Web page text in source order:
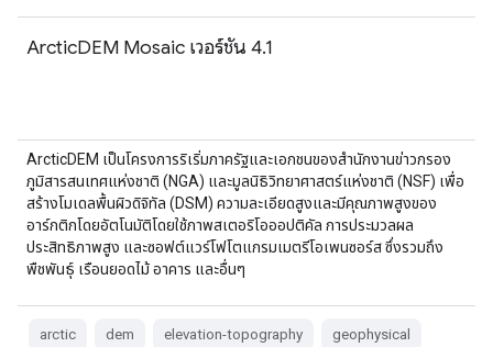
ArcticDEM Mosaic เวอร์ชัน 4.1
ArcticDEM เป็นโครงการริเริ่มภาครัฐและเอกชนของสำนักงานข่าวกรอง
ภูมิสารสนเทศแห่งชาติ (NGA) และมูลนิธิวิทยาศาสตร์แห่งชาติ (NSF) เพื่อ
สร้างโมเดลพื้นผิวดิจิทัล (DSM) ความละเอียดสูงและมีคุณภาพสูงของ
อาร์กติกโดยอัตโนมัติโดยใช้ภาพสเตอริโอออปติคัล การประมวลผล
ประสิทธิภาพสูง และซอฟต์แวร์โฟโตแกรมเมตรีโอเพนซอร์ส ซึ่งรวมถึง
พืชพันธุ์ เรือนยอดไม้ อาคาร และอื่นๆ
arctic dem elevation-topography geophysical